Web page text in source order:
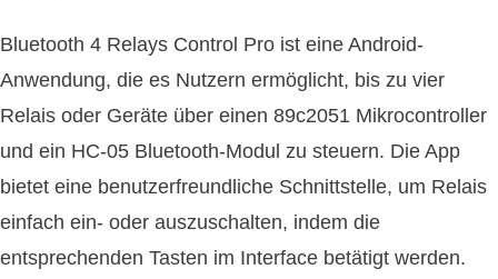
Bluetooth 4 Relays Control Pro ist eine Android-
Anwendung, die es Nutzern ermöglicht, bis zu vier
Relais oder Geräte über einen 89c2051 Mikrocontroller
und ein HC-05 Bluetooth-Modul zu steuern. Die App
bietet eine benutzerfreundliche Schnittstelle, um Relais
einfach ein- oder auszuschalten, indem die
entsprechenden Tasten im Interface betätigt werden.